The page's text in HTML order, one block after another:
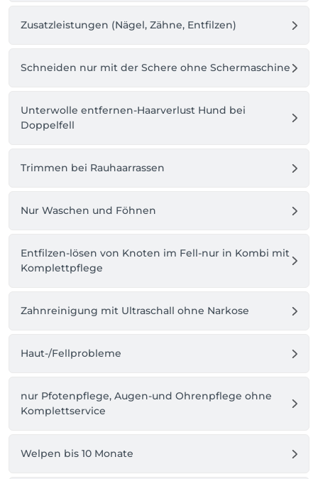
bei der Buchung anzugeben.
Haftung:
Wir behandeln Ihren Hund vorsichtig, haften jedoch
Hunde.
zahlen kann.
eine email.
Der Eingang befindet sich um die Ecke in der
Nordendstraße. Um Ihren Hund nur abzugeben oder
kommen möglichst erst zur Terminzeit, da wir vor
Ihnen in den letzten Zügen sind.
Mit Ihrer Buchung erklären Sie sich mit den oben
genannten Bedingungen einverstanden.
Zusatzleistungen (Nägel, Zähne, Entfilzen)
Schneiden nur mit der Schere ohne Schermaschine
Unterwolle entfernen-Haarverlust Hund bei
Doppelfell
Trimmen bei Rauhaarrassen
Nur Waschen und Föhnen
Entfilzen-lösen von Knoten im Fell-nur in Kombi mit
Komplettpflege
Zahnreinigung mit Ultraschall ohne Narkose
Haut-/Fellprobleme
nur Pfotenpflege, Augen-und Ohrenpflege ohne
Komplettservice
Welpen bis 10 Monate